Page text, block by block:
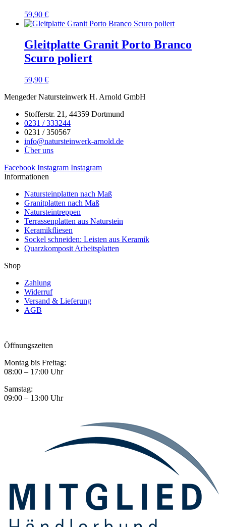
59,90 €
Gleitplatte Granit Porto Branco
Scuro poliert
59,90 €
Mengeder Natursteinwerk H. Arnold GmbH
Stofferstr. 21, 44359 Dortmund
0231 / 333244
0231 / 350567
info@natursteinwerk-arnold.de
Über uns
Facebook Instagram Instagram
Informationen
Natursteinplatten nach Maß
Granitplatten nach Maß
Natursteintreppen
Terrassenplatten aus Naturstein
Keramikfliesen
Sockel schneiden: Leisten aus Keramik
Quarzkomposit Arbeitsplatten
Shop
Zahlung
Widerruf
Versand & Lieferung
AGB
Öffnungszeiten
Montag bis Freitag:
08:00 – 17:00 Uhr
Samstag:
09:00 – 13:00 Uhr